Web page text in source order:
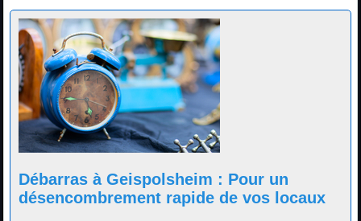
Débarras à Geispolsheim : Pour un
désencombrement rapide de vos locaux